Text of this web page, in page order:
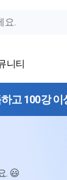
니티
고 100강
. 😃